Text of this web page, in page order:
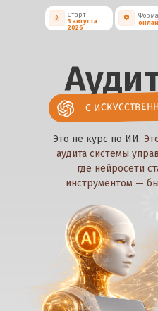
Это не курс по ИИ.
аудита системы
где нейросети
инструментом —
С
Старт
3 августа
2026